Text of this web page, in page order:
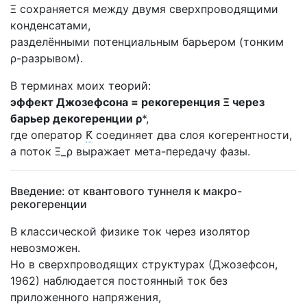
Ξ сохраняется между двумя сверхпроводящими
конденсатами,
разделёнными потенциальным барьером (тонким
ρ-разрывом).
В терминах моих теорий:
эффект Джозефсона = рекогеренция Ξ через
барьер декогеренции ρ*,
где оператор K̃ соединяет два слоя когерентности,
а поток Ξ_ρ выражает мета-передачу фазы.
Введение: от квантового туннеля к макро-
рекогеренции
В классической физике ток через изолятор
невозможен.
Но в сверхпроводящих структурах (Джозефсон,
1962) наблюдается постоянный ток без
приложенного напряжения,